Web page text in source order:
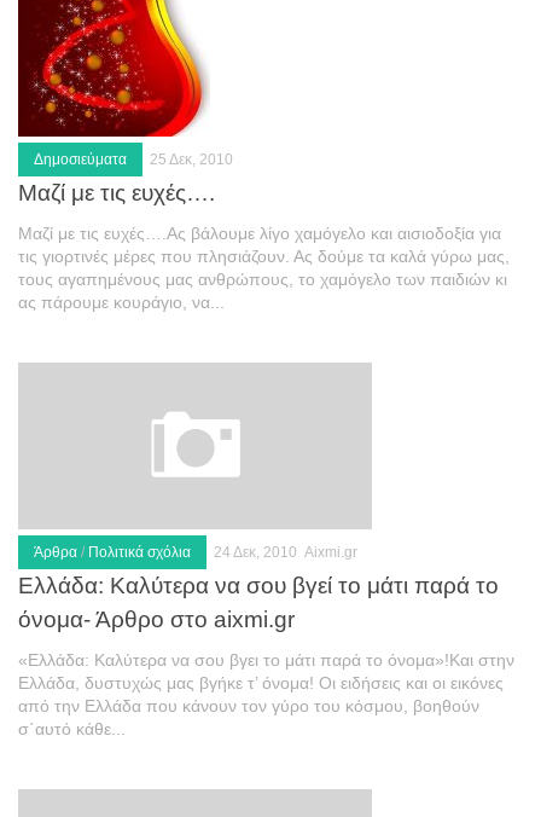
Δημοσιεύματα 25 Δεκ, 2010
Μαζί με τις ευχές….
Μαζί με τις ευχές….Ας βάλουμε λίγο χαμόγελο και αισιοδοξία για
τις γιορτινές μέρες που πλησιάζουν. Ας δούμε τα καλά γύρω μας,
τους αγαπημένους μας ανθρώπους, το χαμόγελο των παιδιών κι
ας πάρουμε κουράγιο, να...
Άρθρα / Πολιτικά σχόλια 24 Δεκ, 2010 Aixmi.gr
Ελλάδα: Καλύτερα να σου βγεί το μάτι παρά το
όνομα- Άρθρο στο aixmi.gr
«Ελλάδα: Καλύτερα να σου βγει το μάτι παρά το όνομα»!Και στην
Ελλάδα, δυστυχώς μας βγήκε τ’ όνομα! Οι ειδήσεις και οι εικόνες
από την Ελλάδα που κάνουν τον γύρο του κόσμου, βοηθούν
σ΄αυτό κάθε...